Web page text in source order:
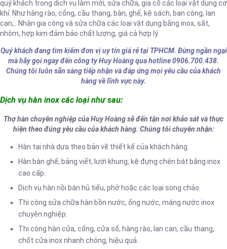
quý khách trong dịch vụ làm mới, sửa chữa, gia cố các loại vật dụng cơ
khí. Như hàng rào, cổng, cầu thang, bàn, ghế, kệ sách, ban công, lan
can,.. Nhận gia công và sửa chữa các loại vật dụng bằng inox, sắt,
nhôm, hợp kim đảm bảo chất lượng, giá cả hợp lý.
Quý khách đang tìm kiếm đơn vị uy tín giá rẻ tại TPHCM. Đừng ngần ngại
mà hãy gọi ngay đến công ty Huy Hoàng qua hotline 0906.700.438.
Chúng tôi luôn sẵn sàng tiếp nhận và đáp ứng mọi yêu cầu của khách
hàng về lĩnh vực này.
Dịch vụ hàn inox các loại như sau:
Thợ hàn chuyên nghiệp của Huy Hoàng sẽ đến tận nơi khảo sát và thực
hiện theo đúng yêu cầu của khách hàng. Chúng tôi chuyên nhận:
Hàn tại nhà dựa theo bản vẽ thiết kế của khách hàng.
Hàn bàn ghế, bảng viết, lưới khung, kệ đựng chén bát bằng inox
cao cấp.
Dịch vụ hàn nồi bán hủ tiếu, phở hoặc các loại song chảo.
Thi công sửa chữa hàn bồn nước, ống nước, máng nước inox
chuyên nghiệp.
Thi công hàn cửa, cổng, cửa sổ, hàng rào, lan can, cầu thang,
chốt cửa inox nhanh chóng, hiệu quả.